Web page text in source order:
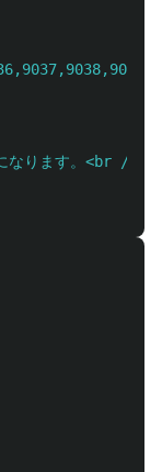
なります。<br />記